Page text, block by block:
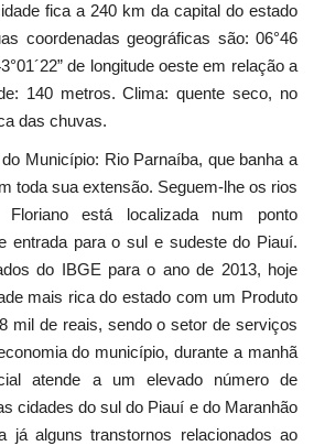
fica a 240 km da capital do estado
coordenadas geográficas são: 06°46
de longitude oeste em relação a
140 metros. Clima: quente seco, no
das chuvas.
Município: Rio Parnaíba, que banha a
toda sua extensão. Seguem-lhe os rios
Floriano está localizada num ponto
entrada para o sul e sudeste do Piauí.
do IBGE para o ano de 2013, hoje
mais rica do estado com um Produto
mil de reais, sendo o setor de serviços
do município, durante a manhã
atende a um elevado número de
cidades do sul do Piauí e do Maranhão
já alguns transtornos relacionados ao